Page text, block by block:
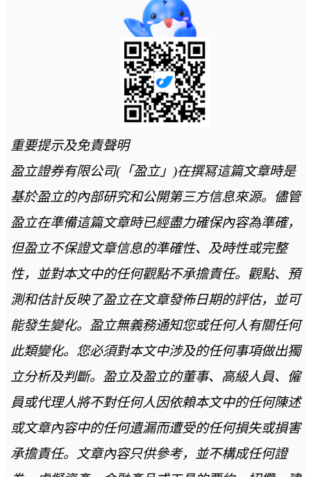
重要提示及免責聲明
盈立證券有限公司(「盈立」)在撰冩這篇文章時是
基於盈立的內部研究和公開第三方信息來源。儘管
盈立在準備這篇文章時已經盡力確保內容為準確，
但盈立不保證文章信息的準確性、及時性或完整
性，並對本文中的任何觀點不承擔責任。觀點、預
測和估計反映了盈立在文章發佈日期的評估，並可
能發生變化。盈立無義務通知您或任何人有關任何
此類變化。您必須對本文中涉及的任何事項做出獨
立分析及判斷。盈立及盈立的董事、高級人員、僱
員或代理人將不對任何人因依賴本文中的任何陳述
或文章內容中的任何遺漏而遭受的任何損失或損害
承擔責任。文章內容只供參考，並不構成任何證